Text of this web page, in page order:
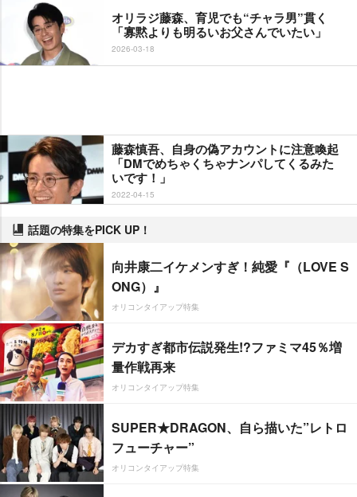
オリラジ藤森、育児でも“チャラ男”貫く
「寡黙よりも明るいお父さんでいたい」
2026-03-18
藤森慎吾、自身の偽アカウントに注意喚起
「DMでめちゃくちゃナンパしてくるみた
いです！」
2022-04-15
話題の特集をPICK UP！
向井康二イケメンすぎ！純愛『（LOVE S
ONG）』
オリコンタイアップ特集
デカすぎ都市伝説発生!?ファミマ45％増
量作戦再来
オリコンタイアップ特集
SUPER★DRAGON、自ら描いた”レトロ
フューチャー”
オリコンタイアップ特集